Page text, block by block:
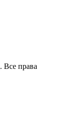
. Все права